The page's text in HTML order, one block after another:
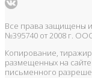
Все права защищены
№395740 от 2008 г.
Копирование,
размещенных на сайте
письменного